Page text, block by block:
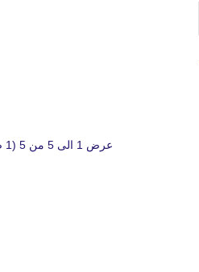
عرض 1 الى 5 من 5 (1 صفحات)